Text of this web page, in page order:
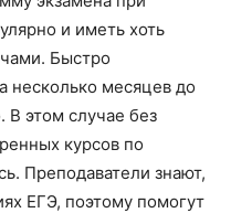
и иметь хоть
Быстро
несколько месяцев до
В этом случае без
курсов по
Преподаватели знают,
ЕГЭ, поэтому помогут